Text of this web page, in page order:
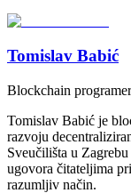
Tomislav Babić
Blockchain
Tomislav Babić je
razvoju
Sveučilišta u
ugovora čitateljima
razumljiv način.